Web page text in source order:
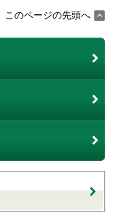
このページの先頭へ